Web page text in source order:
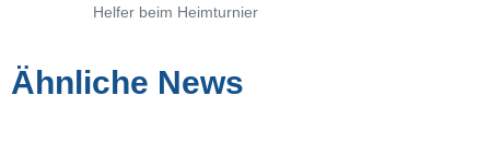
Helfer beim Heimturnier
Ähnliche News